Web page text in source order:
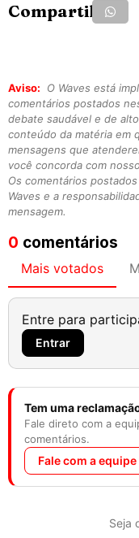
Compartilhe:
Aviso:
O Waves está
comentários postados
debate saudável e de
conteúdo da matéria em
mensagens que
você concorda com
Os comentários
Waves e a
mensagem.
0 comentários
Mais votados
Entre para
Entrar
Tem uma
Fale direto com a
comentários.
Fale com a equipe
Seja